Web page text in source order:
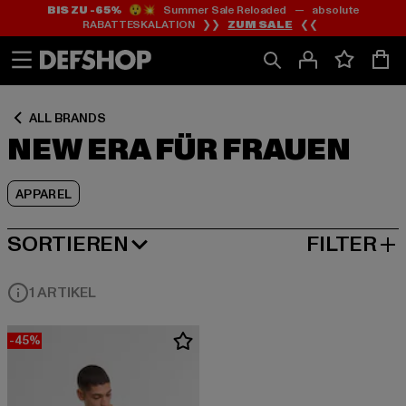
Zum
Inhalt
springen
Zum
Fußzeile
springen
BIS ZU -65%😲💥 Summer Sale Reloaded — absolute
RABATTESKALATION ❯❯ ZUM SALE ❮❮
ALL BRANDS
NEW ERA FÜR FRAUEN
APPAREL
Zum
Produktraster
springen
SORTIEREN
BELIEBTESTE FILTER
1 ARTIKEL
-45%